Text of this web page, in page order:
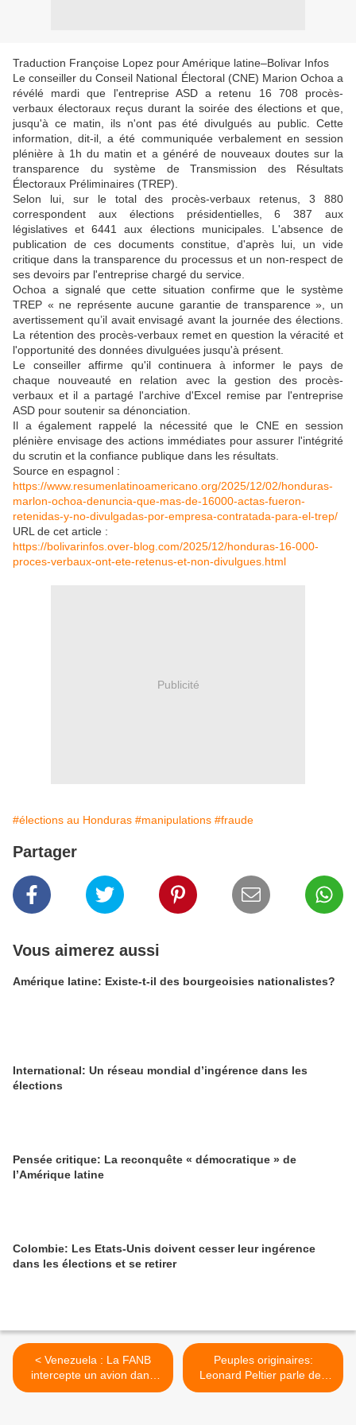
Traduction Françoise Lopez pour Amérique latine–Bolivar Infos
Le conseiller du Conseil National Électoral (CNE) Marion Ochoa a
révélé mardi que l'entreprise ASD a retenu 16 708 procès-
verbaux électoraux reçus durant la soirée des élections et que,
jusqu'à ce matin, ils n'ont pas été divulgués au public. Cette
information, dit-il, a été communiquée verbalement en session
plénière à 1h du matin et a généré de nouveaux doutes sur la
transparence du système de Transmission des Résultats
Électoraux Préliminaires (TREP).
Selon lui, sur le total des procès-verbaux retenus, 3 880
correspondent aux élections présidentielles, 6 387 aux
législatives et 6441 aux élections municipales. L'absence de
publication de ces documents constitue, d'après lui, un vide
critique dans la transparence du processus et un non-respect de
ses devoirs par l'entreprise chargé du service.
Ochoa a signalé que cette situation confirme que le système
TREP « ne représente aucune garantie de transparence », un
avertissement qu’il avait envisagé avant la journée des élections.
La rétention des procès-verbaux remet en question la véracité et
l'opportunité des données divulguées jusqu'à présent.
Le conseiller affirme qu'il continuera à informer le pays de
chaque nouveauté en relation avec la gestion des procès-
verbaux et il a partagé l'archive d'Excel remise par l'entreprise
ASD pour soutenir sa dénonciation.
Il a également rappelé la nécessité que le CNE en session
plénière envisage des actions immédiates pour assurer l'intégrité
du scrutin et la confiance publique dans les résultats.
Source en espagnol :
https://www.resumenlatinoamericano.org/2025/12/02/honduras-
marlon-ochoa-denuncia-que-mas-de-16000-actas-fueron-
retenidas-y-no-divulgadas-por-empresa-contratada-para-el-trep/
URL de cet article :
https://bolivarinfos.over-blog.com/2025/12/honduras-16-000-
proces-verbaux-ont-ete-retenus-et-non-divulgues.html
Publicité
#élections au Honduras #manipulations #fraude
Partager
Vous aimerez aussi
Amérique latine: Existe-t-il des bourgeoisies nationalistes?
International: Un réseau mondial d’ingérence dans les
élections
Pensée critique: La reconquête « démocratique » de
l’Amérique latine
Colombie: Les Etats-Unis doivent cesser leur ingérence
dans les élections et se retirer
< Venezuela : La FANB
intercepte un avion dans
l'espace aérien vénézuélien
Peuples originaires:
Leonard Peltier parle des
droits des indigènes, de son